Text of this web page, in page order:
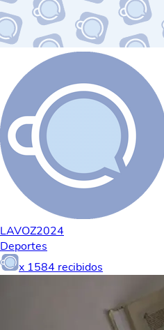
LAVOZ2024
Deportes
x 1584 recibidos